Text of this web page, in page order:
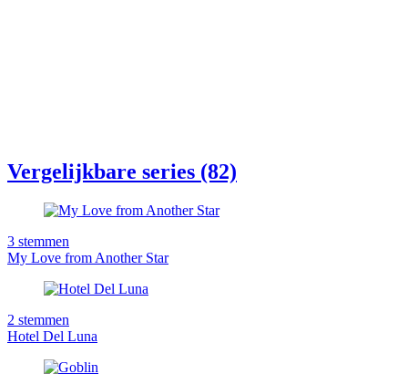
Vergelijkbare series (82)
3 stemmen
My Love from Another Star
2 stemmen
Hotel Del Luna